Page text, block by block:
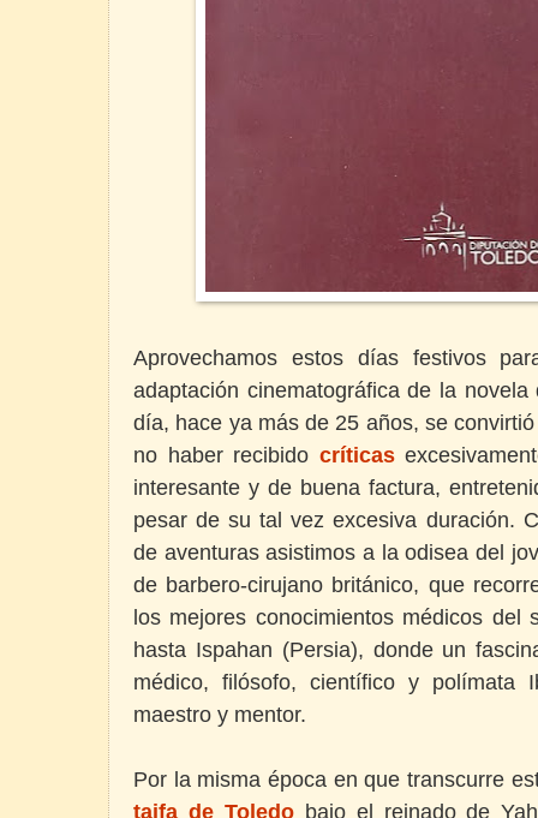
Aprovechamos estos días festivos
adaptación cinematográfica de la
día, hace ya más de 25 años, se
no haber recibido críticas
interesante y de buena factura,
pesar de su tal vez excesiva duración.
de aventuras asistimos a la odisea del
de barbero-cirujano británico, que
los mejores conocimientos médicos
hasta Ispahan (Persia), donde un
médico, filósofo, científico y polímata
maestro y mentor.
Por la misma época en que transcurre
taifa de Toledo bajo el reinado de